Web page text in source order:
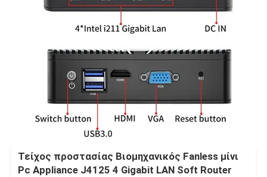
Τείχος προστασίας Βιομηχανικός Fanless μίνι
Pc Appliance J4125 4 Gigabit LAN Soft Router